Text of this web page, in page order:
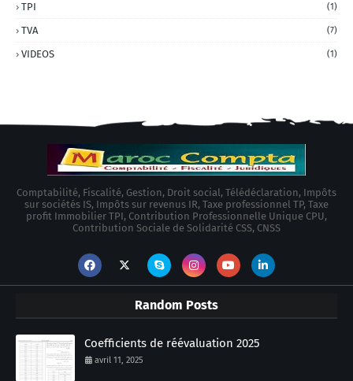
TPI (1)
TVA (7)
VIDEOS (1)
Comptabilité, Fiscalité, Gestion, Droit social, Télédéclaration, Impôts
sur sociétés IS, Impôts sur revenus IR, Taxe professionnel TP, Taxe
profit Immobilier TPI, Contribution Professionnelle Unique CPU,
Contribution Sociale de Solidarité CSS, CNSS
Random Posts
Coefficients de réévaluation 2025
avril 11, 2025